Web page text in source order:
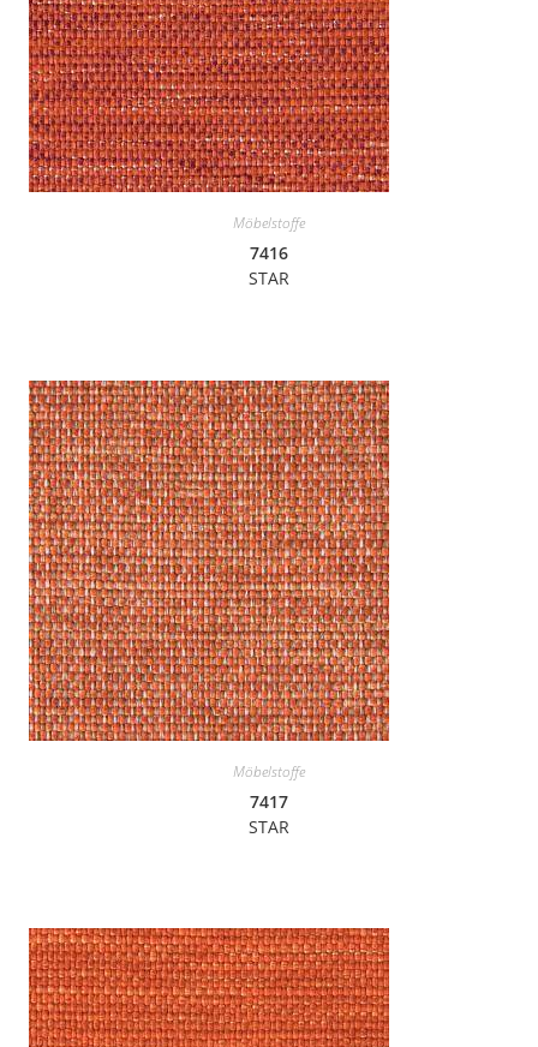
Möbelstoffe
7416
STAR
Möbelstoffe
7417
STAR